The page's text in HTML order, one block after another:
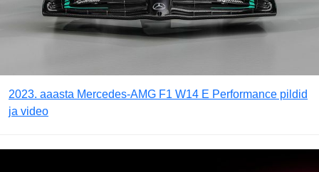
2023. aaasta Mercedes-AMG F1 W14 E Performance pildid
ja video